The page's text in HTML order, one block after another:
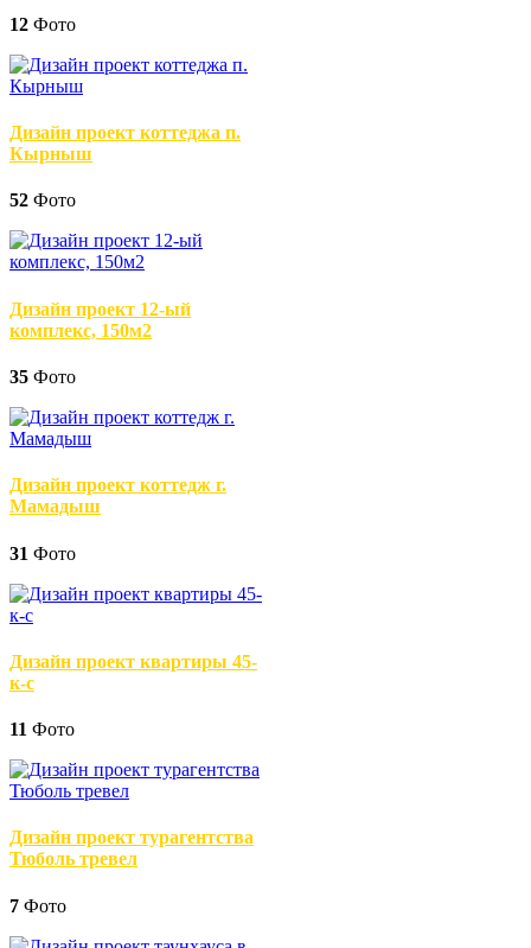
12 Фото
Дизайн проект коттеджа п.
Кырныш
52 Фото
Дизайн проект 12-ый
комплекс, 150м2
35 Фото
Дизайн проект коттедж г.
Мамадыш
31 Фото
Дизайн проект квартиры 45-
к-с
11 Фото
Дизайн проект турагентства
Тюболь тревел
7 Фото